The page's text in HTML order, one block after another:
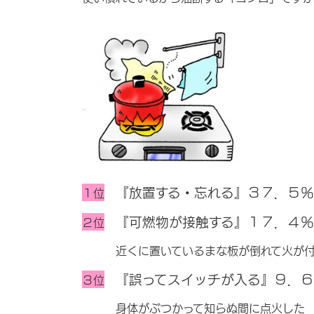
１位 『放置する・忘れる』３７．５％
２位 『可燃物が接触する』１７．４％
近くに置いているまな板が倒れて火が
３位
『誤ってスイッチが入る』９．
身体がぶつかって知らぬ間に点火した